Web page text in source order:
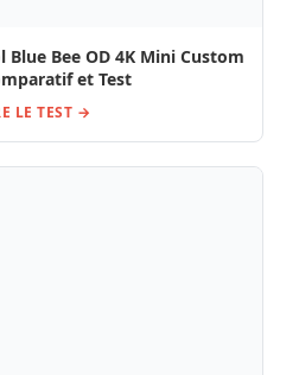
Blue Bee OD 4K Mini Custom
et Test
LE TEST →